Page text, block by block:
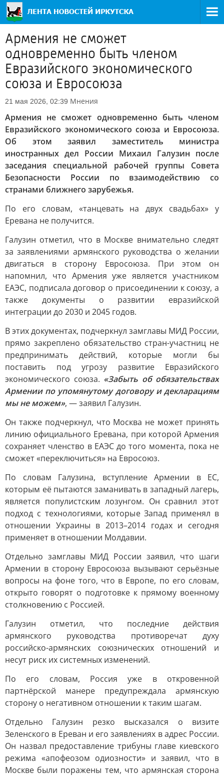
Армения не сможет
одновременно быть членом
Евразийского экономического
союза и Евросоюза
21 мая 2026, 02:39 Мнения
Армения не сможет одновременно быть членом
Евразийского экономического союза и Евросоюза.
Об этом заявил заместитель министра
иностранных дел России Михаил Галузин после
заседания специальной рабочей группы Совета
Безопасности России по взаимодействию со
странами ближнего зарубежья.
По его словам, «танцевать на двух свадьбах» у
Еревана не получится.
Галузин отметил, что в Москве внимательно следят
за заявлениями армянского руководства о желании
двигаться в сторону Евросоюза. При этом он
напомнил, что Армения уже является участником
ЕАЭС, подписала договор о присоединении к союзу, а
также документы о развитии евразийской
интеграции до 2030 и 2045 годов.
В этих документах, подчеркнул замглавы МИД России,
прямо закреплено обязательство стран-участниц не
предпринимать действий, которые могли бы
поставить под угрозу развитие Евразийского
экономического союза. «Забыть об обязательствах
Армении по упомянутому договору и декларациям
мы не можем», — заявил Галузин.
Он также подчеркнул, что Москва не может принять
линию официального Еревана, при которой Армения
сохраняет членство в ЕАЭС до того момента, пока не
сможет «переключиться» на Евросоюз.
По словам Галузина, вступление Армении в ЕС,
которым её пытаются заманивать в западный лагерь,
является популистским лозунгом. Он сравнил этот
подход с технологиями, которые Запад применял в
отношении Украины в 2013–2014 годах и сегодня
применяет в отношении Молдавии.
Отдельно замглавы МИД России заявил, что шаги
Армении в сторону Евросоюза вызывают серьёзные
вопросы на фоне того, что в Европе, по его словам,
открыто говорят о подготовке к прямому военному
столкновению с Россией.
Галузин отметил, что последние действия
армянского руководства противоречат духу
российско-армянских союзнических отношений и
несут риск их системных изменений.
По его словам, Россия уже в откровенной
партнёрской манере предупреждала армянскую
сторону о негативном отношении к таким шагам.
Отдельно Галузин резко высказался о визите
Зеленского в Ереван и его заявлениях в адрес России.
Он назвал предоставление трибуны главе киевского
режима «апофеозом одиозности» и заявил, что в
Москве были поражены тем, что армянская сторона